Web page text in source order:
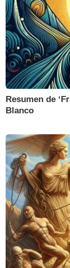
Resumen de
Blanco